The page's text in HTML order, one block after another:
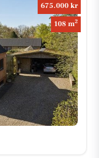
675.000 kr
108 m2